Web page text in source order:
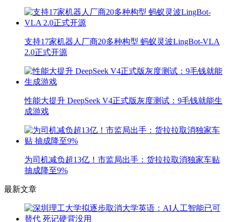
支持17家机器人厂商20多种构型 蚂蚁灵波LingBot-VLA
2.0正式开源
性能大提升 DeepSeek V4正式版灰度测试：9毛钱就能生
成游戏
为司机减负超13亿！市监局出手：货拉拉取消独家车贴
抽成降至9%
最新文章